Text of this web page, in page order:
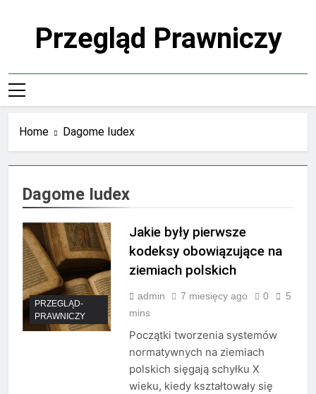
Przegląd Prawniczy
Home Dagome Iudex
Dagome Iudex
PRZEGLĄD-
PRAWNICZY
Jakie były pierwsze
kodeksy obowiązujące na
ziemiach polskich
admin 7 miesięcy ago 0
5
mins
Początki tworzenia systemów
normatywnych na ziemiach
polskich sięgają schyłku X
wieku, kiedy kształtowały się